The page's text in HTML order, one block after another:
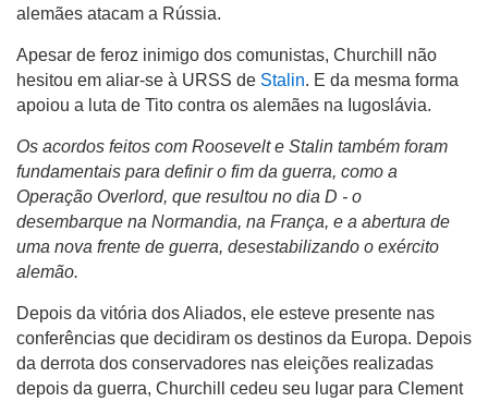
alemães atacam a Rússia.
Apesar de feroz inimigo dos comunistas, Churchill não
hesitou em aliar-se à URSS de Stalin. E da mesma forma
apoiou a luta de Tito contra os alemães na Iugoslávia.
Os acordos feitos com Roosevelt e Stalin também foram
fundamentais para definir o fim da guerra, como a
Operação Overlord, que resultou no dia D - o
desembarque na Normandia, na França, e a abertura de
uma nova frente de guerra, desestabilizando o exército
alemão.
Depois da vitória dos Aliados, ele esteve presente nas
conferências que decidiram os destinos da Europa. Depois
da derrota dos conservadores nas eleições realizadas
depois da guerra, Churchill cedeu seu lugar para Clement